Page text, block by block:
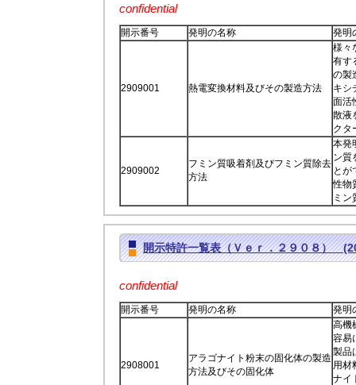
confidential
開示番号 発明の名称 発明
2909001 熱電変換材料及びその製造方法
様々
有す
の製
キシ
面活
散液
クタ
2909002
フミン質吸着剤及びフミン質除去
方法
本発
ン質
とが
性物
ミ
開示特許一覧表（Ｖｅｒ．２９０８）
confidential
開示番号 発明の名称 発明
2908001
アラゴナイト粉末の固化体の製造
方法及びその固化体
高機
容易
製品
用材
ナイ